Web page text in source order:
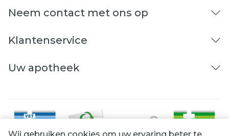
Neem contact met ons op
Klantenservice
Uw apotheek